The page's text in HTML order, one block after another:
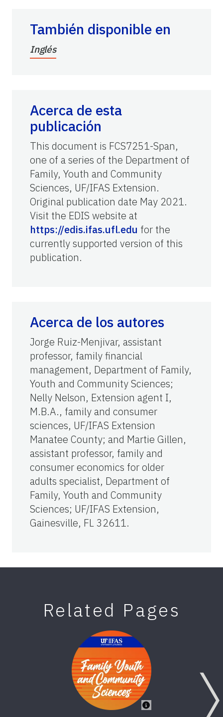
También disponible en
Inglés
Acerca de esta
publicación
This document is FCS7251-Span,
one of a series of the Department of
Family, Youth and Community
Sciences, UF/IFAS Extension.
Original publication date May 2021.
Visit the EDIS website at
https://edis.ifas.ufl.edu for the
currently supported version of this
publication.
Acerca de los autores
Jorge Ruiz-Menjivar, assistant
professor, family financial
management, Department of Family,
Youth and Community Sciences;
Nelly Nelson, Extension agent I,
M.B.A., family and consumer
sciences, UF/IFAS Extension
Manatee County; and Martie Gillen,
assistant professor, family and
consumer economics for older
adults specialist, Department of
Family, Youth and Community
Sciences; UF/IFAS Extension,
Gainesville, FL 32611.
Related Pages